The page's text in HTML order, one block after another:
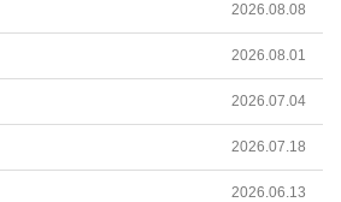
2026.08.08
2026.08.01
2026.07.04
2026.07.18
2026.06.13